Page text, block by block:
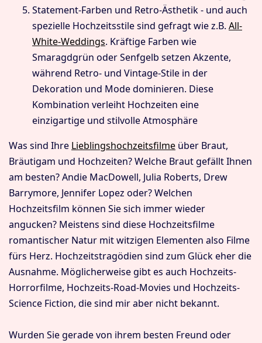
Statement-Farben und Retro-Ästhetik - und auch
spezielle Hochzeitsstile sind gefragt wie z.B. All-
White-Weddings. Kräftige Farben wie
Smaragdgrün oder Senfgelb setzen Akzente,
während Retro- und Vintage-Stile in der
Dekoration und Mode dominieren. Diese
Kombination verleiht Hochzeiten eine
einzigartige und stilvolle Atmosphäre
Was sind Ihre Lieblingshochzeitsfilme über Braut,
Bräutigam und Hochzeiten? Welche Braut gefällt Ihnen
am besten? Andie MacDowell, Julia Roberts, Drew
Barrymore, Jennifer Lopez oder? Welchen
Hochzeitsfilm können Sie sich immer wieder
angucken? Meistens sind diese Hochzeitsfilme
romantischer Natur mit witzigen Elementen also Filme
fürs Herz. Hochzeitstragödien sind zum Glück eher die
Ausnahme. Möglicherweise gibt es auch Hochzeits-
Horrorfilme, Hochzeits-Road-Movies und Hochzeits-
Science Fiction, die sind mir aber nicht bekannt.
Wurden Sie gerade von ihrem besten Freund oder